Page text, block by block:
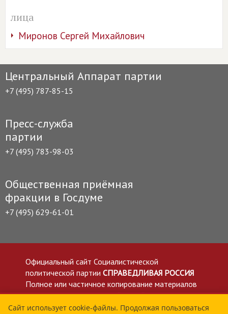
лица
Миронов Сергей Михайлович
Центральный Аппарат партии
+7 (495) 787-85-15
Пресс-служба
партии
+7 (495) 783-98-03
Общественная приёмная
фракции в Госдуме
+7 (495) 629-61-01
Официальный сайт Социалистической
политической партии СПРАВЕДЛИВАЯ РОССИЯ
Полное или частичное копирование материалов
приветствуется со ссылкой на сайт spravedlivo.ru
Политика в отношении обработки персональных
Сайт использует cookie-файлы. Продолжая пользоваться